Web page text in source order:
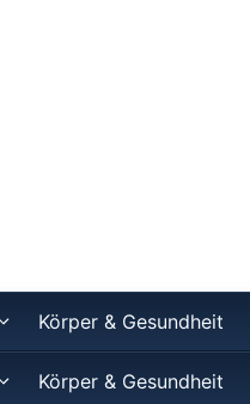
Körper & Gesundheit
Körper & Gesundheit